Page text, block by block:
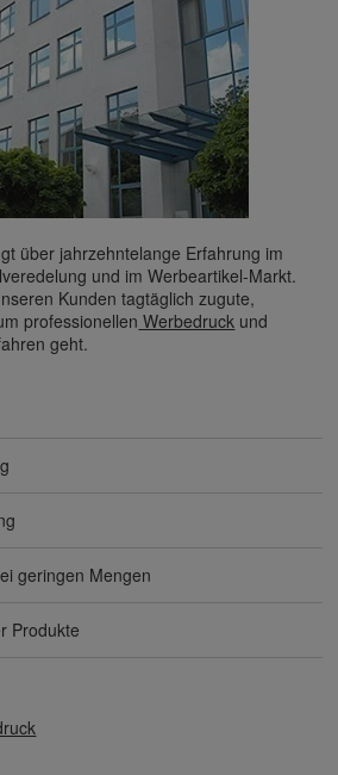
über jahrzehntelange Erfahrung im
und im Werbeartikel-Markt.
Kunden tagtäglich zugute,
professionellen Werbedruck und
geht.
geringen Mengen
Produkte